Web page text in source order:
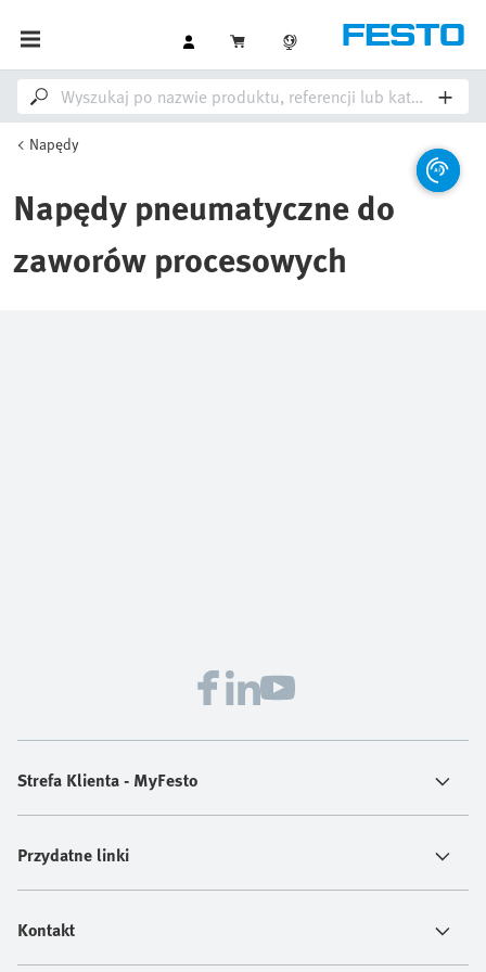
Napędy
Napędy pneumatyczne do
zaworów procesowych
Strefa Klienta - MyFesto
Przydatne linki
Kontakt